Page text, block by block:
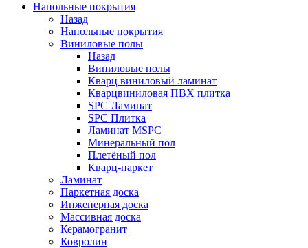
Напольные покрытия
Назад
Напольные покрытия
Виниловые полы
Назад
Виниловые полы
Кварц виниловый ламинат
Кварцвиниловая ПВХ плитка
SPC Ламинат
SPC Плитка
Ламинат MSPC
Минеральный пол
Плетёный пол
Кварц-паркет
Ламинат
Паркетная доска
Инженерная доска
Массивная доска
Керамогранит
Ковролин